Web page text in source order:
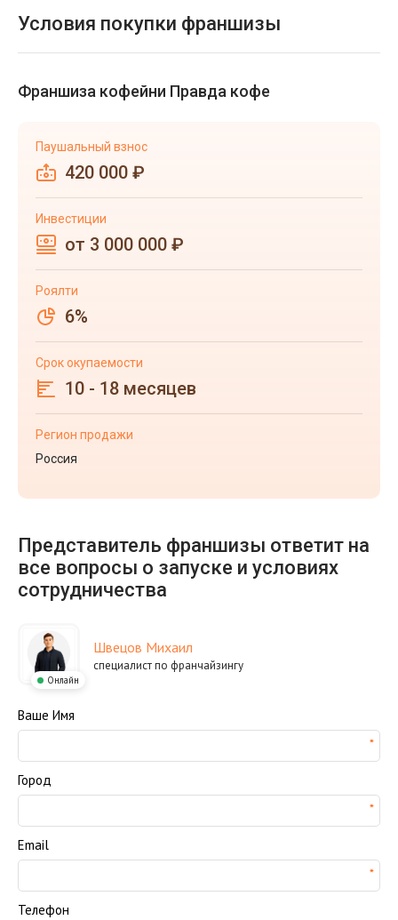
Условия покупки франшизы
Франшиза кофейни Правда кофе
Паушальный взнос
420 000 ₽
Инвестиции
от 3 000 000 ₽
Роялти
6%
Срок окупаемости
10 - 18 месяцев
Регион продажи
Россия
Представитель франшизы ответит на
все вопросы о запуске и условиях
сотрудничества
Онлайн
Швецов Михаил
специалист по франчайзингу
Ваше Имя
Город
Email
Телефон